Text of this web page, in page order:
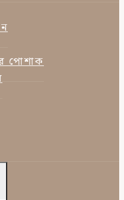
পোশাক